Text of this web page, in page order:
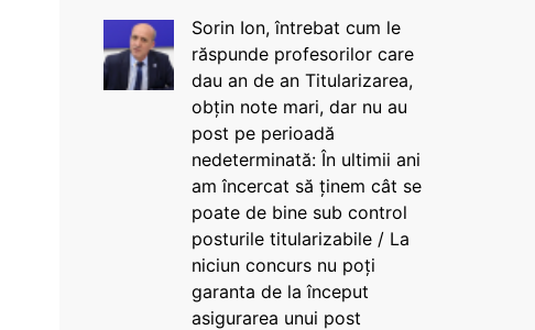
Sorin Ion, întrebat cum le
răspunde profesorilor care
dau an de an Titularizarea,
obțin note mari, dar nu au
post pe perioadă
nedeterminată: În ultimii ani
am încercat să ținem cât se
poate de bine sub control
posturile titularizabile / La
niciun concurs nu poți
garanta de la început
asigurarea unui post